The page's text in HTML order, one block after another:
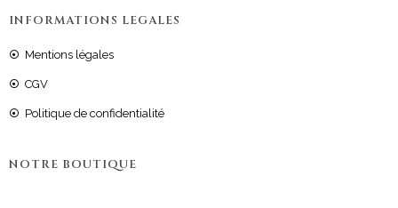
INFORMATIONS LEGALES
Mentions légales
CGV
Politique de confidentialité
NOTRE BOUTIQUE